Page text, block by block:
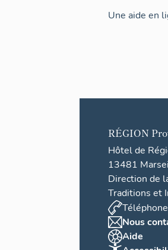
Une aide en
RÉGION
Hôtel de
13481
Direction de
Traditions et
Nous
Aide